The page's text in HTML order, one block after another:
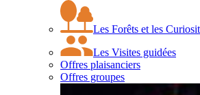
Les Forêts et les
Les Visites guidées
Offres plaisanciers
Offres groupes